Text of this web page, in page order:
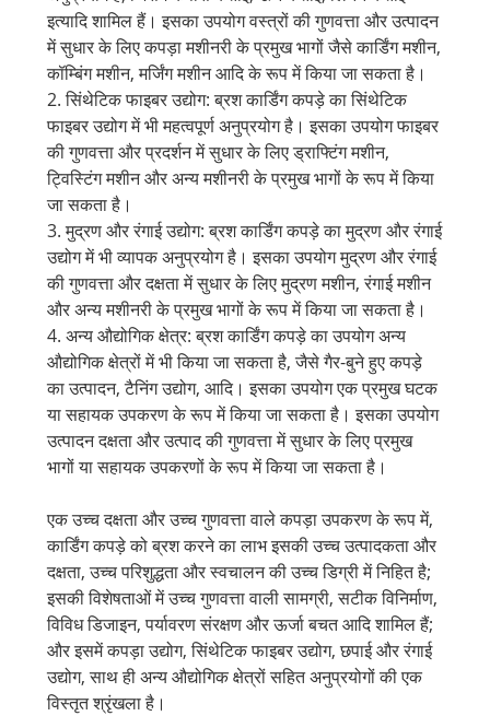
इत्यादि शामिल हैं। इसका उपयोग वस्त्रों की गुणवत्ता और उत्पादन
में सुधार के लिए कपड़ा मशीनरी के प्रमुख भागों जैसे कार्डिंग मशीन,
कॉम्बिंग मशीन, मर्जिंग मशीन आदि के रूप में किया जा सकता है।
2. सिंथेटिक फाइबर उद्योग: ब्रश कार्डिंग कपड़े का सिंथेटिक
फाइबर उद्योग में भी महत्वपूर्ण अनुप्रयोग है। इसका उपयोग फाइबर
की गुणवत्ता और प्रदर्शन में सुधार के लिए ड्राफ्टिंग मशीन,
ट्विस्टिंग मशीन और अन्य मशीनरी के प्रमुख भागों के रूप में किया
जा सकता है।
3. मुद्रण और रंगाई उद्योग: ब्रश कार्डिंग कपड़े का मुद्रण और रंगाई
उद्योग में भी व्यापक अनुप्रयोग है। इसका उपयोग मुद्रण और रंगाई
की गुणवत्ता और दक्षता में सुधार के लिए मुद्रण मशीन, रंगाई मशीन
और अन्य मशीनरी के प्रमुख भागों के रूप में किया जा सकता है।
4. अन्य औद्योगिक क्षेत्र: ब्रश कार्डिंग कपड़े का उपयोग अन्य
औद्योगिक क्षेत्रों में भी किया जा सकता है, जैसे गैर-बुने हुए कपड़े
का उत्पादन, टैनिंग उद्योग, आदि। इसका उपयोग एक प्रमुख घटक
या सहायक उपकरण के रूप में किया जा सकता है। इसका उपयोग
उत्पादन दक्षता और उत्पाद की गुणवत्ता में सुधार के लिए प्रमुख
भागों या सहायक उपकरणों के रूप में किया जा सकता है।
एक उच्च दक्षता और उच्च गुणवत्ता वाले कपड़ा उपकरण के रूप में,
कार्डिंग कपड़े को ब्रश करने का लाभ इसकी उच्च उत्पादकता और
दक्षता, उच्च परिशुद्धता और स्वचालन की उच्च डिग्री में निहित है;
इसकी विशेषताओं में उच्च गुणवत्ता वाली सामग्री, सटीक विनिर्माण,
विविध डिजाइन, पर्यावरण संरक्षण और ऊर्जा बचत आदि शामिल हैं;
और इसमें कपड़ा उद्योग, सिंथेटिक फाइबर उद्योग, छपाई और रंगाई
उद्योग, साथ ही अन्य औद्योगिक क्षेत्रों सहित अनुप्रयोगों की एक
विस्तृत श्रृंखला है।